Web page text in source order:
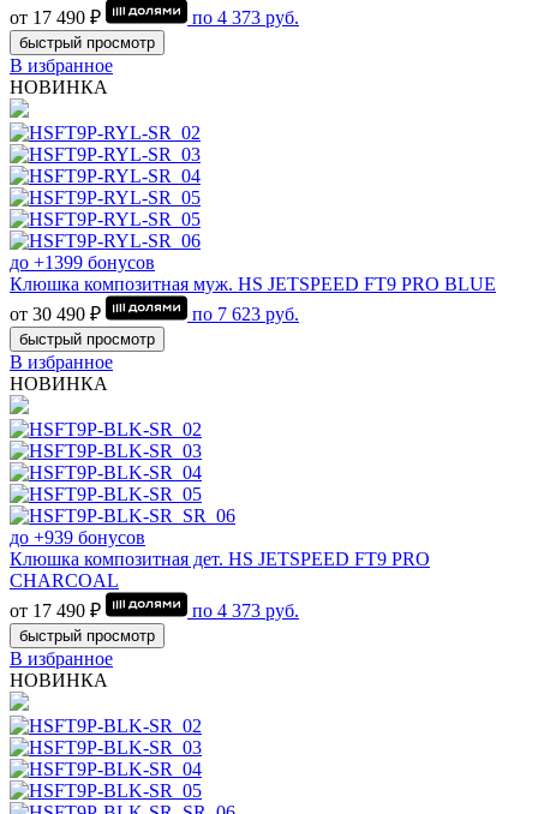
от 17 490 ₽
по 4 373 руб.
быстрый просмотр
В избранное
НОВИНКА
до +1399 бонусов
Клюшка композитная муж. HS JETSPEED FT9 PRO BLUE
от 30 490 ₽
по 7 623 руб.
быстрый просмотр
В избранное
НОВИНКА
до +939 бонусов
Клюшка композитная дет. HS JETSPEED FT9 PRO
CHARCOAL
от 17 490 ₽
по 4 373 руб.
быстрый просмотр
В избранное
НОВИНКА